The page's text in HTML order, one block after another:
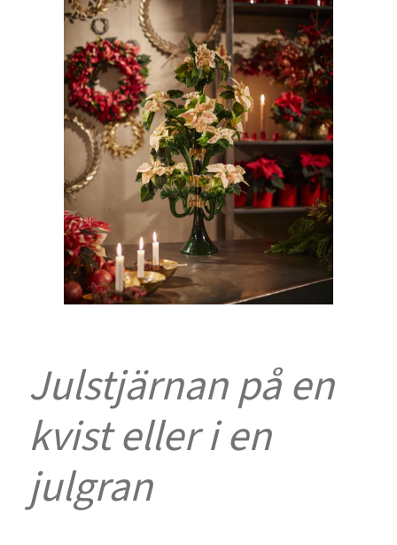
Julstjärnan på en
kvist eller i en
julgran